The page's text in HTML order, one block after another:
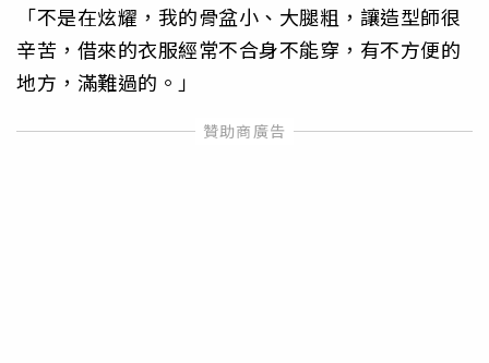
「不是在炫耀，我的骨盆小、大腿粗，讓造型師很
辛苦，借來的衣服經常不合身不能穿，有不方便的
地方，滿難過的。」